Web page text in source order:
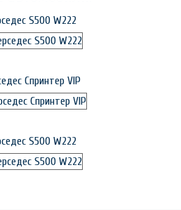
S500 W222
Спринтер VIP
S500 W222